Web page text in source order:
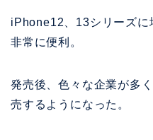
iPhone12、13シリーズ
非常に便利。
発売後、色々な企業が多
売するようになった。